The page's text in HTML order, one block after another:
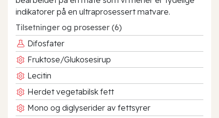
indikatorer på en ultraprosessert matvare.
Tilsetninger og prosesser (6)
Difosfater
Fruktose/Glukosesirup
Lecitin
Herdet vegetabilsk fett
Mono og diglyserider av fettsyrer